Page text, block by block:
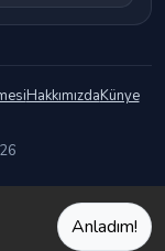
HakkımızdaKünye
Anladım!